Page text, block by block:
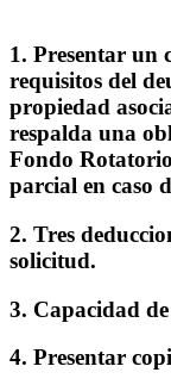
1. Presentar un
requisitos del
propiedad
respalda una
Fondo
parcial en caso
2. Tres
solicitud.
3. Capacidad
4. Presentar